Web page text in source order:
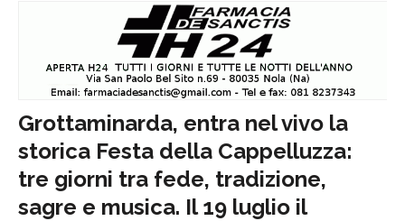
Grottaminarda, entra nel vivo la
storica Festa della Cappelluzza:
tre giorni tra fede, tradizione,
sagre e musica. Il 19 luglio il